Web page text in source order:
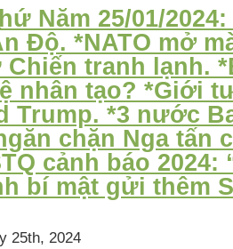
Thứ
tư
31
tháng
01
năm
2024:
*TT
Biden
đáp
trả
công
Năm 25/01/
Độ. *NATO mở
tranh lạnh.
nhân tạo? *Giới
Trump. *3 nước
chặn Nga tấn
cảnh báo 2024:
bí mật gửi thêm
25th, 2024